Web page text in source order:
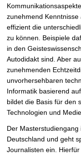
zunehmend
effizient die
zu können. Beispiele
in den
Autodidakt sind. Aber
zunehmenden
unvorhersehbaren
Informatik basierend
bildet die Basis für den
Technologien und
Der
Deutschland und geht
Journalisten ein.